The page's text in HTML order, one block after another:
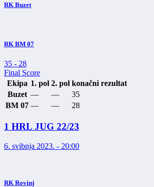
RK Buzet
RK BM 07
35 - 28
Final Score
Ekipa 1. pol 2. pol konačni rezultat
Buzet — —
35
BM 07 — — 28
1 HRL JUG 22/23
6. svibnja 2023. - 20:00
RK Rovinj